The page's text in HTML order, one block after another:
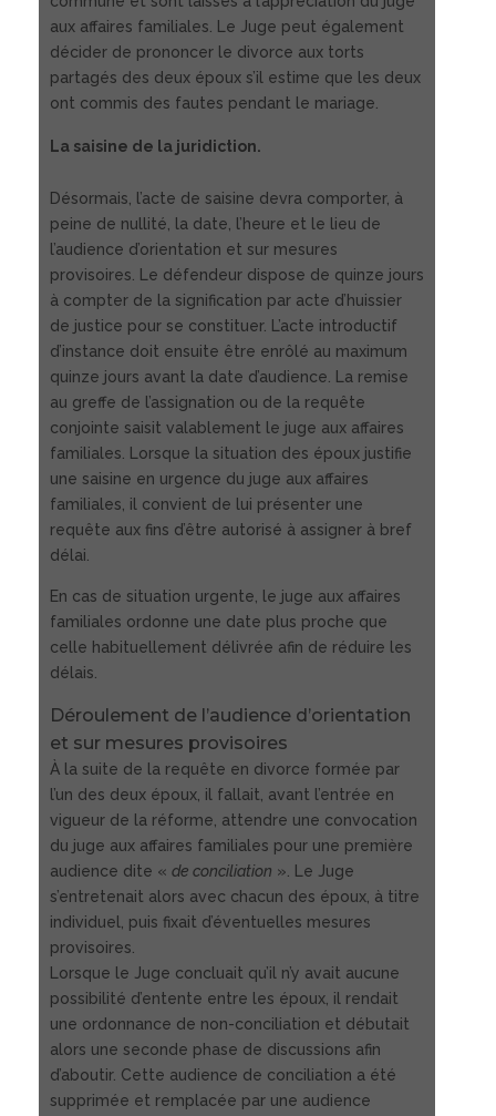
aux affaires familiales. Le Juge peut également
décider de prononcer le divorce aux torts
partagés des deux époux s’il estime que les deux
ont commis des fautes pendant le mariage.
La saisine de la juridiction.
Désormais, l’acte de saisine devra comporter, à
peine de nullité, la date, l’heure et le lieu de
l’audience d’orientation et sur mesures
provisoires. Le défendeur dispose de quinze jours
à compter de la signification par acte d’huissier
de justice pour se constituer. L’acte introductif
d’instance doit ensuite être enrôlé au maximum
quinze jours avant la date d’audience. La remise
au greffe de l’assignation ou de la requête
conjointe saisit valablement le juge aux affaires
familiales. Lorsque la situation des époux justifie
une saisine en urgence du juge aux affaires
familiales, il convient de lui présenter une
requête aux fins d’être autorisé à assigner à bref
délai.
En cas de situation urgente, le juge aux affaires
familiales ordonne une date plus proche que
celle habituellement délivrée afin de réduire les
délais.
Déroulement de l’audience d’orientation
et sur mesures provisoires
À la suite de la requête en divorce formée par
l’un des deux époux, il fallait, avant l’entrée en
vigueur de la réforme, attendre une convocation
du juge aux affaires familiales pour une première
audience dite « de conciliation ». Le Juge
s’entretenait alors avec chacun des époux, à titre
individuel, puis fixait d’éventuelles mesures
provisoires.
Lorsque le Juge concluait qu’il n’y avait aucune
possibilité d’entente entre les époux, il rendait
une ordonnance de non-conciliation et débutait
alors une seconde phase de discussions afin
d’aboutir. Cette audience de conciliation a été
supprimée et remplacée par une audience